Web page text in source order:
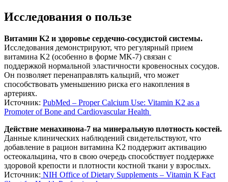
Исследования о пользе
Витамин K2 и здоровье сердечно-сосудистой системы.
Исследования демонстрируют, что регулярный прием
витамина K2 (особенно в форме MK-7) связан с
поддержкой нормальной эластичности кровеносных сосудов.
Он позволяет перенаправлять кальций, что может
способствовать уменьшению риска его накопления в
артериях.
Источник: PubMed – Proper Calcium Use: Vitamin K2 as a
Promoter of Bone and Cardiovascular Health
Действие менахинона-7 на минеральную плотность костей.
Данные клинических наблюдений свидетельствуют, что
добавление в рацион витамина K2 поддержит активацию
остеокальцина, что в свою очередь способствует поддержке
здоровой крепости и плотности костной ткани у взрослых.
Источник: NIH Office of Dietary Supplements – Vitamin K Fact